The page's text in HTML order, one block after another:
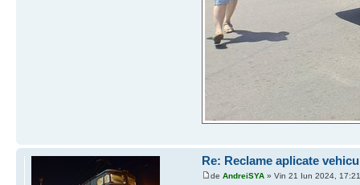
Re: Reclame aplicate
de AndreiSYA» Vin 21 Iun 2024, 17:21